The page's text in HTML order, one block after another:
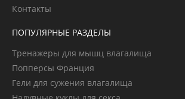
Контакты
ПОПУЛЯРНЫЕ РАЗДЕЛЫ
Тренажеры для мышц влагалища
Попперсы Франция
Гели для сужения влагалища